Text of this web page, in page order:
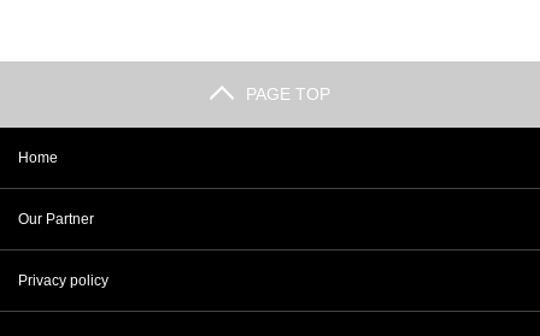
PAGE TOP
Home
Our Partner
Privacy policy